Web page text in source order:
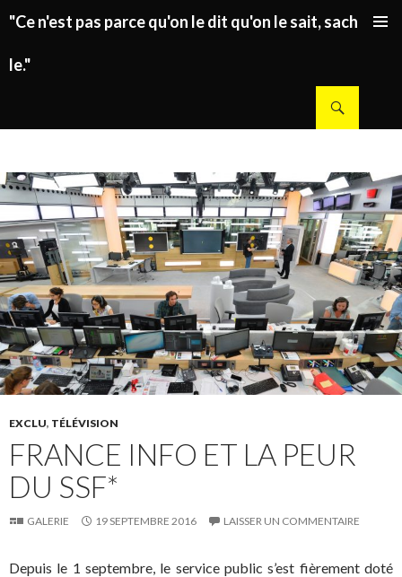
"Ce n'est pas parce qu'on le dit qu'on le sait, sachez
le."
EXCLU, TÉLÉVISION
FRANCE INFO ET LA PEUR
DU SSF*
GALERIE 19 SEPTEMBRE 2016 LAISSER UN COMMENTAIRE
Depuis le 1 septembre, le service public s’est fièrement doté